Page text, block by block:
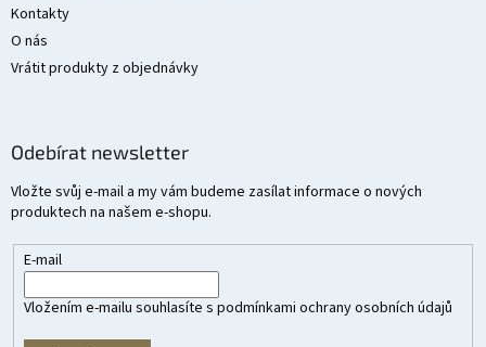
Kontakty
O nás
Vrátit produkty z objednávky
Odebírat newsletter
Vložte svůj e-mail a my vám budeme zasílat informace o nových
produktech na našem e-shopu.
E-mail
Vložením e-mailu souhlasíte s podmínkami ochrany osobních údajů